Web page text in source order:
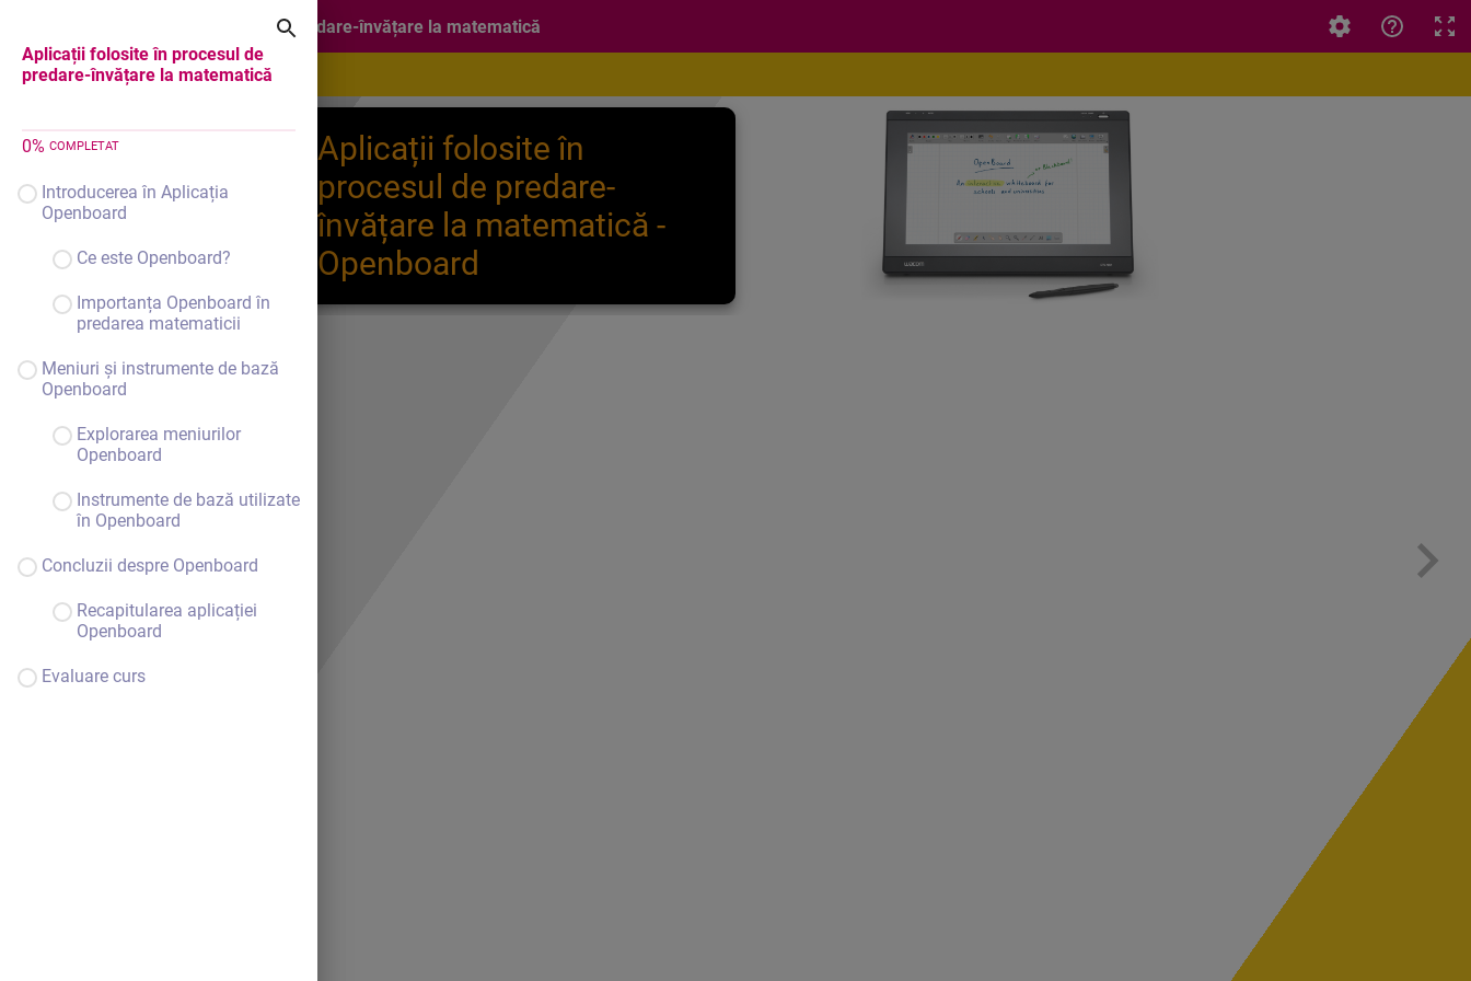
Aplicații folosite în procesul de
predare-învățare la matematică
0% COMPLETAT
Introducerea în Aplicația
Openboard
Ce este Openboard?
Importanța Openboard în
predarea matematicii
Meniuri și instrumente de bază
Openboard
Explorarea meniurilor
Openboard
Instrumente de bază utilizate
în Openboard
Concluzii despre Openboard
Recapitularea aplicației
Openboard
Evaluare curs
Aplicații folosite în procesul de predare-învățare la matematică
Aplicații folosite în
procesul de predare-
învățare la matematică -
Openboard